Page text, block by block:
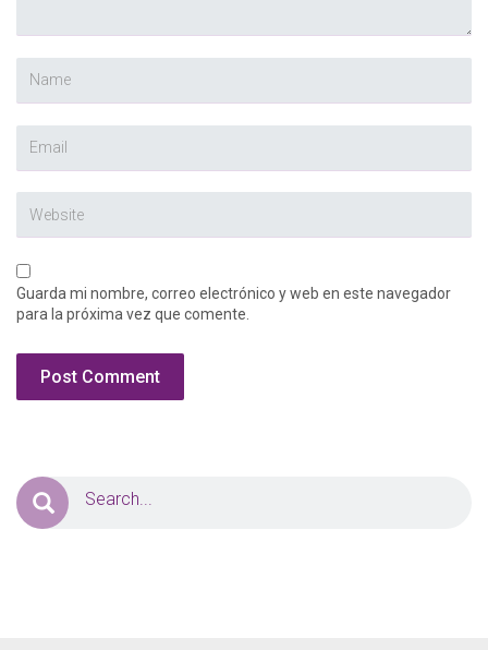
Guarda mi nombre, correo electrónico y web en este navegador
para la próxima vez que comente.